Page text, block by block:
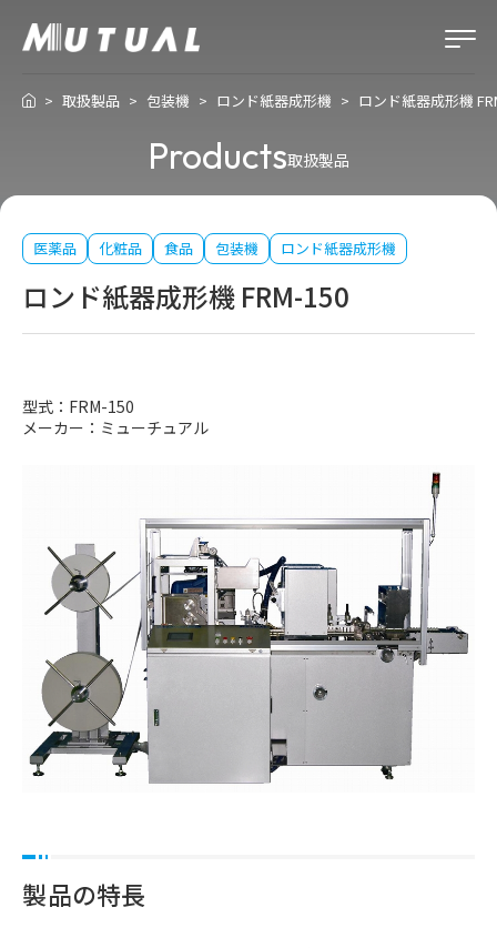
取扱製品 包装機 ロンド紙器成形機 ロンド紙器成形機
Products取扱製品
医薬品 化粧品 食品 包装機 ロンド紙器成形機
ロンド紙器成形機 FRM-150
型式：FRM-150
メーカー：ミューチュアル
製品の特長